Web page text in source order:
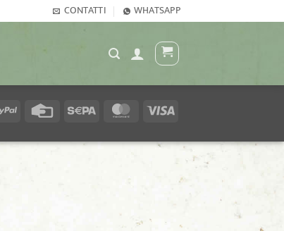
CONTATTI WHATSAPP
PayPal
Credit
Sepa MasterCardVisa